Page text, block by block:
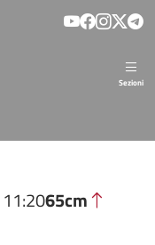
Sezioni
11:2065cm